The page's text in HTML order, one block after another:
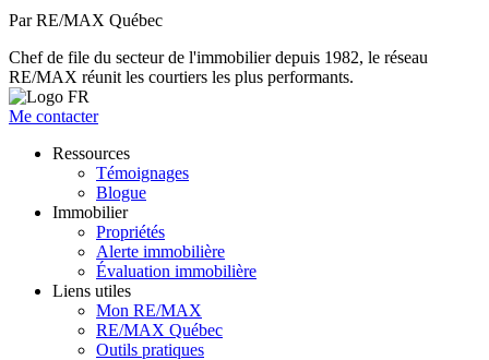
Par RE/MAX Québec
Chef de file du secteur de l'immobilier depuis 1982, le réseau
RE/MAX réunit les courtiers les plus performants.
Me contacter
Ressources
Témoignages
Blogue
Immobilier
Propriétés
Alerte immobilière
Évaluation immobilière
Liens utiles
Mon RE/MAX
RE/MAX Québec
Outils pratiques